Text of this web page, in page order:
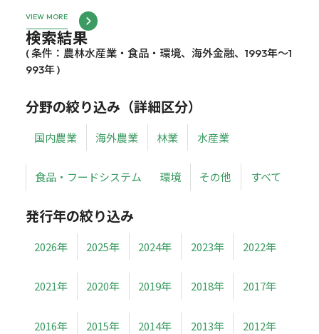
VIEW MORE
検索結果
( 条件：農林水産業・食品・環境、海外金融、1993年～1
993年 )
分野の絞り込み（詳細区分）
国内農業 海外農業 林業 水産業
食品・フードシステム 環境 その他 すべて
発行年の絞り込み
2026年 2025年 2024年 2023年 2022年
2021年 2020年 2019年 2018年 2017年
2016年 2015年 2014年 2013年 2012年